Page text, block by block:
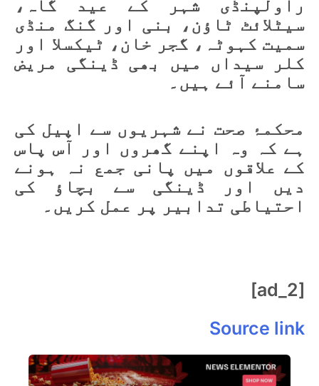
راولپنڈی شہر کے عید گاہ،
سیٹلائٹ ٹاؤن، بنی اور گنگ منڈی
سمیت کہوٹہ، گجر خان، ٹیکسلا اور
کلر سیداں میں بھی ڈینگی مریض
سامنے آئے ہیں۔
محکمۂ صحت نے شہریوں سے اپیل کی
ہے کہ وہ اپنے گھروں اور آس پاس
کے علاقوں میں پانی جمع نہ ہونے
دیں اور ڈینگی سے بچاؤ کی
احتیاطی تدابیر پر عمل کریں۔
[ad_2]
Source link